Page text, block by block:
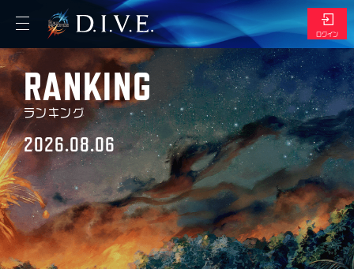
エントリー
マイページ
トップ
マイショップ
デッキ管理
ログイン
RANKING
ランキング
2026.08.06